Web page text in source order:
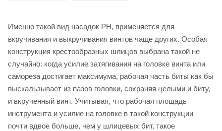
Именно такой вид насадок PH, применяется для
вкручивания и выкручивания винтов чаще других. Особая
конструкция крестообразных шлицов выбрана такой не
случайно: когда усилие затягивания на головке винта или
самореза достигает максимума, рабочая часть биты как бы
выскальзывает из пазов головки, сохраняя целыми и биту,
и вкрученный винт. Учитывая, что рабочая площадь
инструмента и усилие на головке в такой конструкции
почти вдвое больше, чем у шлицевых бит, такое